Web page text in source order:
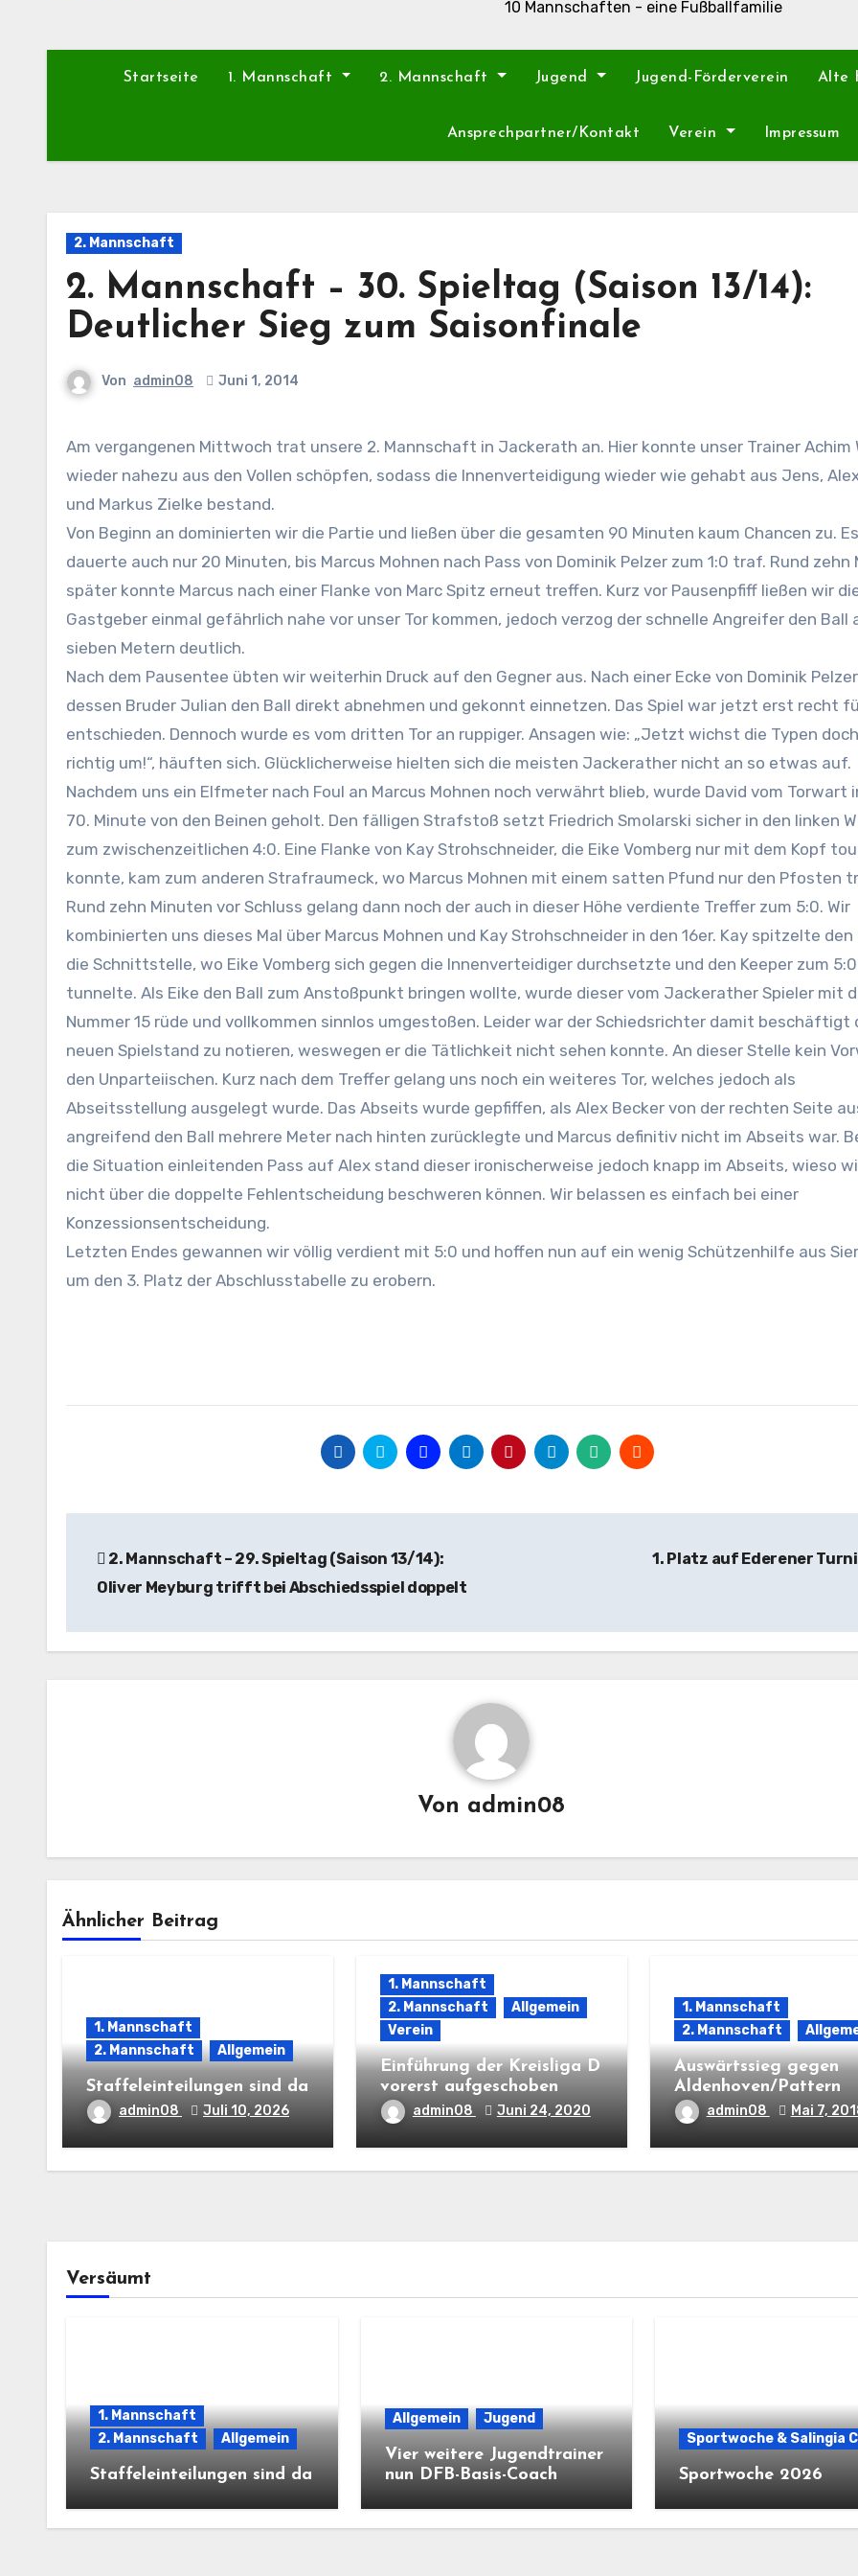
10 Mannschaften - eine Fußballfamilie
Startseite 1. Mannschaft 2. Mannschaft Jugend Jugend-Förderverein Alte
Ansprechpartner/Kontakt Verein Impressum
2. Mannschaft
2. Mannschaft – 30. Spieltag (Saison 13/14):
Deutlicher Sieg zum Saisonfinale
Von admin08 Juni 1, 2014
Am vergangenen Mittwoch trat unsere 2. Mannschaft in Jackerath an. Hier konnte unser Trainer Achim Weber
wieder nahezu aus den Vollen schöpfen, sodass die Innenverteidigung wieder wie gehabt aus Jens,
und Markus Zielke bestand.
Von Beginn an dominierten wir die Partie und ließen über die gesamten 90 Minuten kaum Chancen zu. Es
dauerte auch nur 20 Minuten, bis Marcus Mohnen nach Pass von Dominik Pelzer zum 1:0 traf. Rund zehn
später konnte Marcus nach einer Flanke von Marc Spitz erneut treffen. Kurz vor Pausenpfiff ließen wir
Gastgeber einmal gefährlich nahe vor unser Tor kommen, jedoch verzog der schnelle Angreifer den Ball
sieben Metern deutlich.
Nach dem Pausentee übten wir weiterhin Druck auf den Gegner aus. Nach einer Ecke von Dominik
dessen Bruder Julian den Ball direkt abnehmen und gekonnt einnetzen. Das Spiel war jetzt erst recht
entschieden. Dennoch wurde es vom dritten Tor an ruppiger. Ansagen wie: „Jetzt wichst die Typen
richtig um!“, häuften sich. Glücklicherweise hielten sich die meisten Jackerather nicht an so etwas auf.
Nachdem uns ein Elfmeter nach Foul an Marcus Mohnen noch verwährt blieb, wurde David vom Torwart
70. Minute von den Beinen geholt. Den fälligen Strafstoß setzt Friedrich Smolarski sicher in den linken
zum zwischenzeitlichen 4:0. Eine Flanke von Kay Strohschneider, die Eike Vomberg nur mit dem Kopf
konnte, kam zum anderen Strafraumeck, wo Marcus Mohnen mit einem satten Pfund nur den Pfosten
Rund zehn Minuten vor Schluss gelang dann noch der auch in dieser Höhe verdiente Treffer zum 5:0. Wir
kombinierten uns dieses Mal über Marcus Mohnen und Kay Strohschneider in den 16er. Kay spitzelte den
die Schnittstelle, wo Eike Vomberg sich gegen die Innenverteidiger durchsetzte und den Keeper zum 5:0
tunnelte. Als Eike den Ball zum Anstoßpunkt bringen wollte, wurde dieser vom Jackerather Spieler mit
Nummer 15 rüde und vollkommen sinnlos umgestoßen. Leider war der Schiedsrichter damit beschäftigt
neuen Spielstand zu notieren, weswegen er die Tätlichkeit nicht sehen konnte. An dieser Stelle kein
den Unparteiischen. Kurz nach dem Treffer gelang uns noch ein weiteres Tor, welches jedoch als
Abseitsstellung ausgelegt wurde. Das Abseits wurde gepfiffen, als Alex Becker von der rechten Seite
angreifend den Ball mehrere Meter nach hinten zurücklegte und Marcus definitiv nicht im Abseits war.
die Situation einleitenden Pass auf Alex stand dieser ironischerweise jedoch knapp im Abseits, wieso
nicht über die doppelte Fehlentscheidung beschweren können. Wir belassen es einfach bei einer
Konzessionsentscheidung.
Letzten Endes gewannen wir völlig verdient mit 5:0 und hoffen nun auf ein wenig Schützenhilfe aus
um den 3. Platz der Abschlusstabelle zu erobern.
2. Mannschaft – 29. Spieltag (Saison 13/14):
Oliver Meyburg trifft bei Abschiedsspiel doppelt
1. Platz auf Ederener
Von admin08
Ähnlicher Beitrag
1. Mannschaft
2. Mannschaft
Allgemein
Staffeleinteilungen sind da
admin08 Juli 10, 2026
1. Mannschaft
2. Mannschaft
Allgemein
Verein
Einführung der Kreisliga D
vorerst aufgeschoben
admin08 Juni 24, 2020
1. Mannschaft
2. Mannschaft
Auswärtssieg gegen
Aldenhoven/Pattern
admin08 Mai 7,
Versäumt
1. Mannschaft
2. Mannschaft
Allgemein
Staffeleinteilungen sind da
Allgemein Jugend
Vier weitere Jugendtrainer
nun DFB-Basis-Coach
Sportwoche & Salingia
Sportwoche 2026